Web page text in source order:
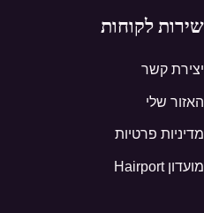
שירות לקוחות
יצירת קשר
האזור שלי
מדיניות פרטיות
מועדון Hairport